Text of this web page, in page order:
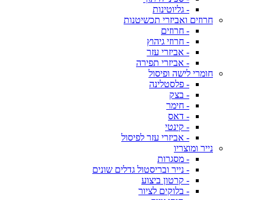
- גליוטינות
חרוזים ואביזרי תכשיטנות
- חרוזים
- חרוזי גיהוץ
- אביזרי עזר
- אביזרי תפירה
חומרי לישה ופיסול
- פלסטלינה
- בצק
- חימר
- דאס
- קינטי
- אביזרי עזר לפיסול
נייר ומוצריו
- מסגרות
- נייר ובריסטול גדלים שונים
- קרטון ביצוע
- בלוקים לציור